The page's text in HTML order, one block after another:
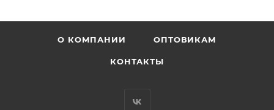
О КОМПАНИИ ОПТОВИКАМ
КОНТАКТЫ